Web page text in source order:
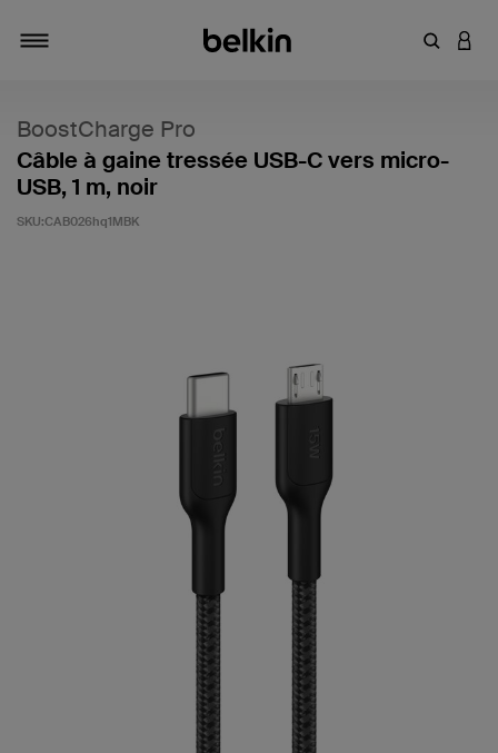
Saisir
BoostCharge Pro
Câble à gaine tressée USB-C vers micro-
USB, 1 m, noir
SKU:CAB026hq1MBK